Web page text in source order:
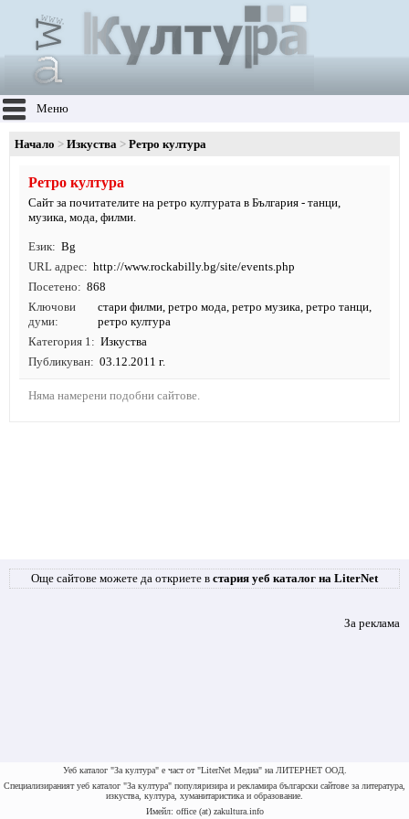
Меню
Начало Изкуства Ретро култура
Ретро култура
Сайт за почитателите на ретро културата в България - танци,
музика, мода, филми.
Език
Bg
URL адрес
http://www.rockabilly.bg/site/events.php
Посетено
868
Ключови
думи
стари филми, ретро мода, ретро музика, ретро танци,
ретро култура
Категория 1
Изкуства
Публикуван
03.12.2011 г.
Няма намерени подобни сайтове.
Още сайтове можете да откриете в стария уеб каталог на LiterNet
За реклама
Уеб каталог "За култура" е част от "LiterNet Медиа" на ЛИТЕРНЕТ ООД.
Специализираният уеб каталог "За култура" популяризира и рекламира български сайтове за литература,
изкуства, култура, хуманитаристика и образование.
Имейл: office (at) zakultura.info